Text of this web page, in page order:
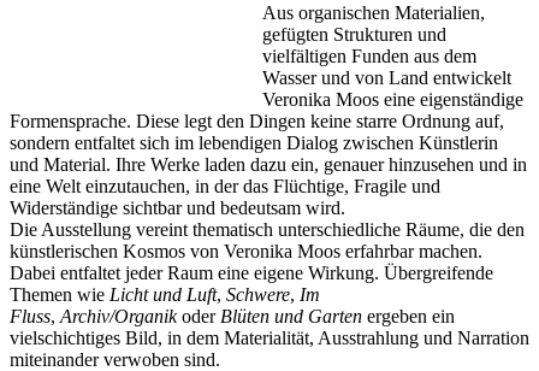
Aus organischen Materialien,
gefügten Strukturen und
vielfältigen Funden aus dem
Wasser und von Land entwickelt
Veronika Moos eine eigenständige
Formensprache. Diese legt den Dingen keine starre Ordnung auf,
sondern entfaltet sich im lebendigen Dialog zwischen Künstlerin
und Material. Ihre Werke laden dazu ein, genauer hinzusehen und in
eine Welt einzutauchen, in der das Flüchtige, Fragile und
Widerständige sichtbar und bedeutsam wird.
Die Ausstellung vereint thematisch unterschiedliche Räume, die den
künstlerischen Kosmos von Veronika Moos erfahrbar machen.
Dabei entfaltet jeder Raum eine eigene Wirkung. Übergreifende
Themen wie Licht und Luft, Schwere, Im
Fluss, Archiv/Organikoder Blüten und Garten ergeben ein
vielschichtiges Bild, in dem Materialität, Ausstrahlung und Narration
miteinander verwoben sind.